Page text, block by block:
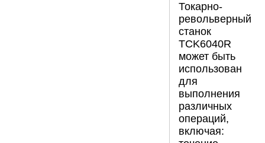
Токарно-
револьверный
станок
TCK6040R
может быть
использован
для
выполнения
различных
операций,
включая: